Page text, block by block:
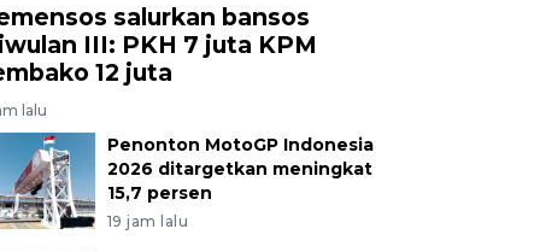
salurkan bansos
III: PKH 7 juta KPM
12 juta
lalu
Penonton MotoGP Indonesia
2026 ditargetkan meningkat
15,7 persen
19 jam lalu